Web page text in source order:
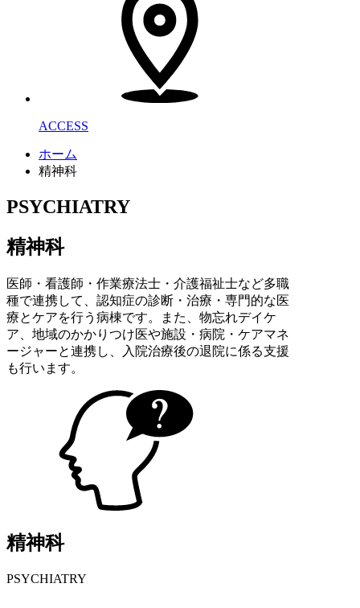
ACCESS
ホーム
精神科
PSYCHIATRY
精神科
医師・看護師・作業療法士・介護福祉士など多職
種で連携して、認知症の診断・治療・専門的な医
療とケアを行う病棟です。また、物忘れデイケ
ア、地域のかかりつけ医や施設・病院・ケアマネ
ージャーと連携し、入院治療後の退院に係る支援
も行います。
精神科
PSYCHIATRY